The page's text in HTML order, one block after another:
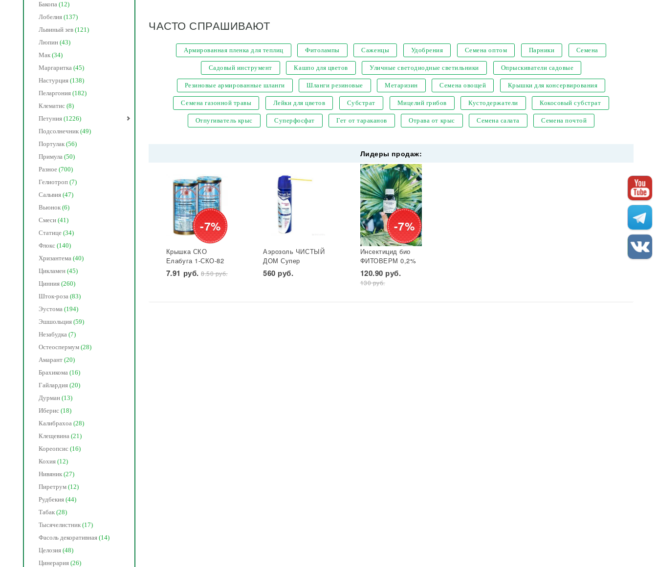
Бакопа (12)
Лобелия (137)
Львиный зев (121)
Люпин (43)
Мак (34)
Маргаритка (45)
Настурция (138)
Пеларгония (182)
Клематис (8)
Петуния (1226)
Подсолнечник (49)
Портулак (56)
Примула (50)
Разное (700)
Гелиотроп (7)
Сальвия (47)
Вьюнок (6)
Смеси (41)
Статице (34)
Флокс (140)
Хризантема (40)
Цикламен (45)
Цинния (260)
Шток-роза (83)
Эустома (194)
Эшшольция (59)
Незабудка (7)
Остеоспермум (28)
Амарант (20)
Брахикома (16)
Гайлардия (20)
Дурман (13)
Иберис (18)
Калибрахоа (28)
Клещевина (21)
Кореопсис (16)
Кохия (12)
Нивяник (27)
Пиретрум (12)
Рудбекия (44)
Табак (28)
Тысячелистник (17)
Фасоль декоративная (14)
Целозия (48)
Цинерария (26)
ЧАСТО СПРАШИВАЮТ
Армированная пленка для теплиц Фитолампы Саженцы Удобрения Семена оптом Парники Семена
Садовый инструмент Кашпо для цветов Уличные светодиодные светильники Опрыскиватели садовые
Резиновые армированные шланги Шланги резиновые Метаризин Семена овощей Крышки для консервирования
Семена газонной травы Лейки для цветов Субстрат Мицелий грибов Кустодержатели Кокосовый субстрат
Отпугиватель крыс Суперфосфат Гет от тараканов Отрава от крыс Семена салата Семена почтой
Лидеры продаж:
-7%
Крышка СКО
Елабуга 1-СКО-82
лакированная
Звезда 1/50/600*
7.91 руб.8.50 руб.
Аэрозоль ЧИСТЫЙ
ДОМ Супер
универ. фл 600 мл
(двойное
560 руб.
-7%
Инсектицид био
ФИТОВЕРМ 0,2%
бут 25 мл ВХ 1/30
120.90 руб.
130 руб.